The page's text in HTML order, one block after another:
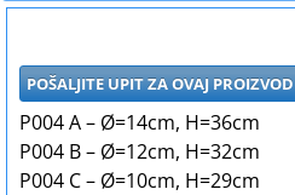
POŠALJITE UPIT ZA OVAJ PROIZVOD
P004 A – Ø=14cm, H=36cm
P004 B – Ø=12cm, H=32cm
P004 C – Ø=10cm, H=29cm